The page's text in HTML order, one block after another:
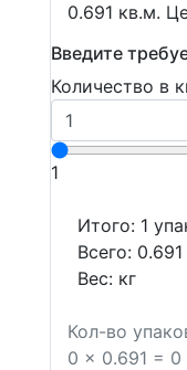
0.691 кв.м.
Введите
Количество в
1
Итого: 1
Всего: 0.691
Вес: кг
Кол-во
0 x 0.691 = 0